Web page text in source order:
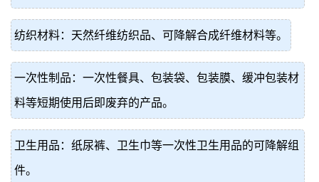
纺织材料：天然纤维纺织品、可降解合成纤维材料等。
一次性制品：一次性餐具、包装袋、包装膜、缓冲包装材
料等短期使用后即废弃的产品。
卫生用品：纸尿裤、卫生巾等一次性卫生用品的可降解组
件。